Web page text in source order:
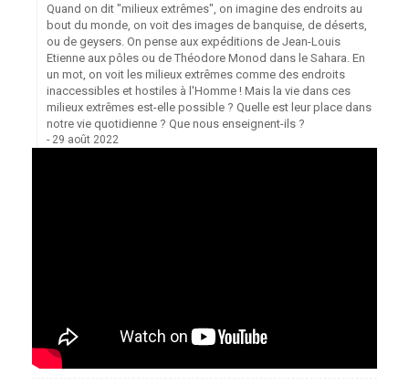
Quand on dit "milieux extrêmes", on imagine des endroits au
bout du monde, on voit des images de banquise, de déserts,
ou de geysers. On pense aux expéditions de Jean-Louis
Etienne aux pôles ou de Théodore Monod dans le Sahara. En
un mot, on voit les milieux extrêmes comme des endroits
inaccessibles et hostiles à l'Homme ! Mais la vie dans ces
milieux extrêmes est-elle possible ? Quelle est leur place dans
notre vie quotidienne ? Que nous enseignent-ils ?
29 août 2022